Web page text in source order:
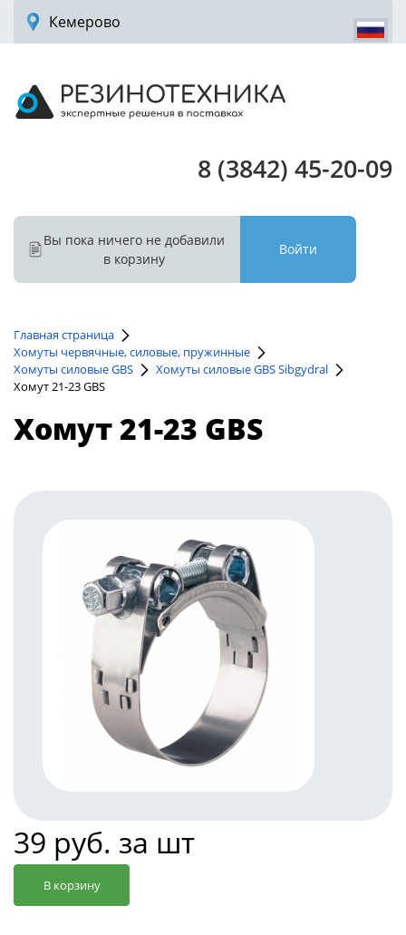
Кемерово
8 (3842) 45-20-09
Вы пока ничего не добавили
в корзину
Войти
Главная страница
Хомуты червячные, силовые, пружинные
Хомуты силовые GBS
Хомуты силовые GBS Sibgydral
Хомут 21-23 GBS
Хомут 21-23 GBS
39 руб. за шт
В корзину